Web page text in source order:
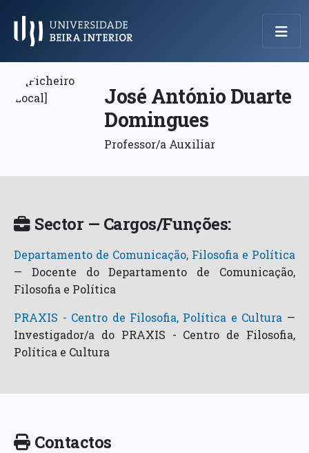
Menu Principal
José António Duarte
Domingues
Professor/a Auxiliar
Sector — Cargos/Funções:
Departamento de Comunicação, Filosofia e Política
—Docente do Departamento de Comunicação,
Filosofia e Política
PRAXIS - Centro de Filosofia, Política e Cultura —
Investigador/a do PRAXIS - Centro de Filosofia,
Política e Cultura
Contactos